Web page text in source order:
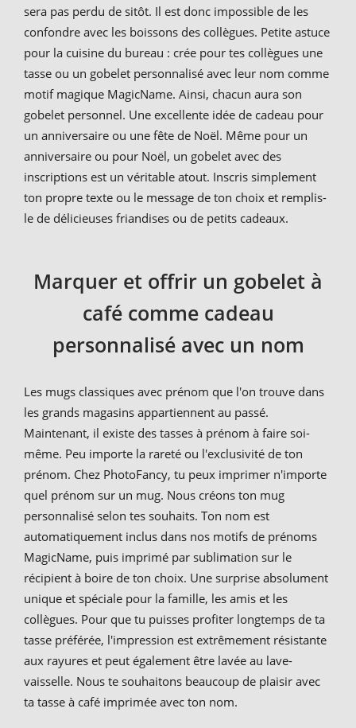
sera pas perdu de sitôt. Il est donc impossible de les
confondre avec les boissons des collègues. Petite astuce
pour la cuisine du bureau : crée pour tes collègues une
tasse ou un gobelet personnalisé avec leur nom comme
motif magique MagicName. Ainsi, chacun aura son
gobelet personnel. Une excellente idée de cadeau pour
un anniversaire ou une fête de Noël. Même pour un
anniversaire ou pour Noël, un gobelet avec des
inscriptions est un véritable atout. Inscris simplement
ton propre texte ou le message de ton choix et remplis-
le de délicieuses friandises ou de petits cadeaux.
Marquer et offrir un gobelet à
café comme cadeau
personnalisé avec un nom
Les mugs classiques avec prénom que l'on trouve dans
les grands magasins appartiennent au passé.
Maintenant, il existe des tasses à prénom à faire soi-
même. Peu importe la rareté ou l'exclusivité de ton
prénom. Chez PhotoFancy, tu peux imprimer n'importe
quel prénom sur un mug. Nous créons ton mug
personnalisé selon tes souhaits. Ton nom est
automatiquement inclus dans nos motifs de prénoms
MagicName, puis imprimé par sublimation sur le
récipient à boire de ton choix. Une surprise absolument
unique et spéciale pour la famille, les amis et les
collègues. Pour que tu puisses profiter longtemps de ta
tasse préférée, l'impression est extrêmement résistante
aux rayures et peut également être lavée au lave-
vaisselle. Nous te souhaitons beaucoup de plaisir avec
ta tasse à café imprimée avec ton nom.